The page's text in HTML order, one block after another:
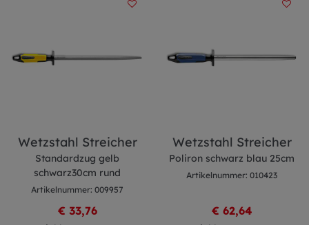
Wetzstahl Streicher
Standardzug gelb
schwarz30cm rund
Artikelnummer: 009957
€ 33,76
Wetzstahl Streicher
Poliron schwarz blau 25cm
Artikelnummer: 010423
€ 62,64